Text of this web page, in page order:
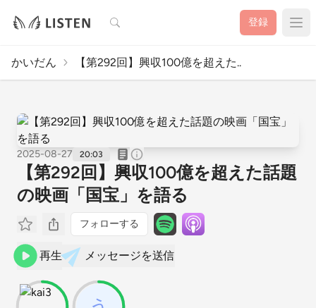
検索 登録
かいだん 【第292回】興収100億を超えた..
2025-08-27 20:03
【第292回】興収100億を超えた話題
の映画「国宝」を語る
フォローする
再生 メッセージを送信